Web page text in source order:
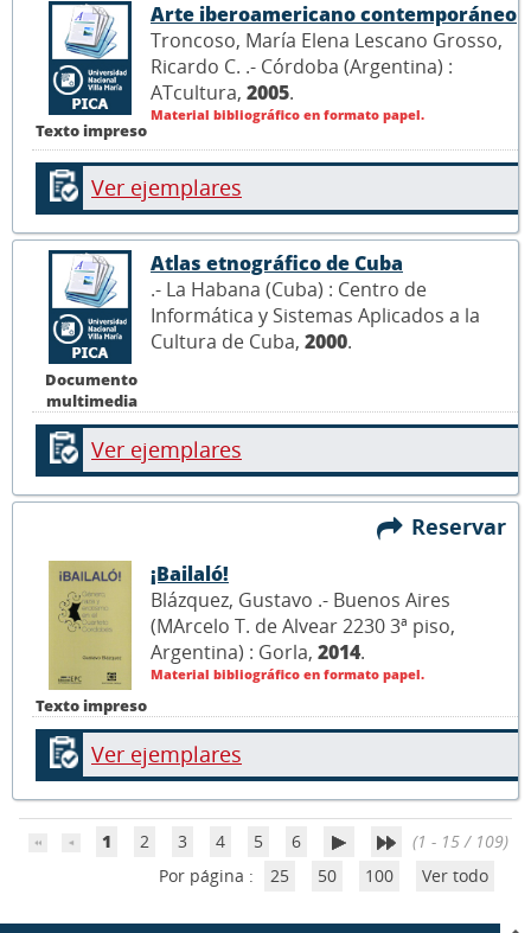
Texto impreso
Arte iberoamericano contemporáneo
Troncoso, María Elena Lescano Grosso,
Ricardo C. .- Córdoba (Argentina) :
ATcultura, 2005.
Material bibliográfico en formato papel.
Ver ejemplares
Documento
multimedia
Atlas etnográfico de Cuba
.- La Habana (Cuba) : Centro de
Informática y Sistemas Aplicados a la
Cultura de Cuba, 2000.
Ver ejemplares
Reservar
Texto impreso
¡Bailaló!
Blázquez, Gustavo .- Buenos Aires
(MArcelo T. de Alvear 2230 3ª piso,
Argentina) : Gorla, 2014.
Material bibliográfico en formato papel.
Ver ejemplares
1 2 3 4 5 6
(1 - 15 / 109)
Por página :
25 50 100 Ver todo